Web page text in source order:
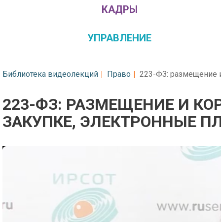
КАДРЫ
УПРАВЛЕНИЕ
Библиотека видеолекций Право 223-ФЗ: размещение
223-ФЗ: РАЗМЕЩЕНИЕ И
ЗАКУПКЕ, ЭЛЕКТРОННЫЕ
Предварительный просмотр.